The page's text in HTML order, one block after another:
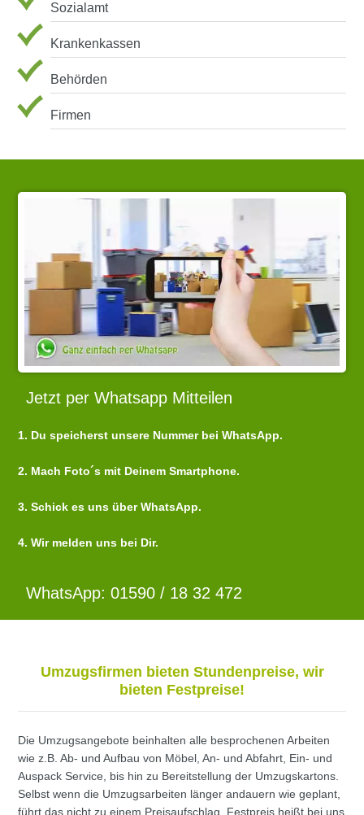
Sozialamt
Krankenkassen
Behörden
Firmen
Jetzt per Whatsapp Mitteilen
1. Du speicherst unsere Nummer bei WhatsApp.
2. Mach Foto´s mit Deinem Smartphone.
3. Schick es uns über WhatsApp.
4. Wir melden uns bei Dir.
WhatsApp: 01590 / 18 32 472
Umzugsfirmen bieten Stundenpreise, wir
bieten Festpreise!
Die Umzugsangebote beinhalten alle besprochenen Arbeiten
wie z.B. Ab- und Aufbau von Möbel, An- und Abfahrt, Ein- und
Auspack Service, bis hin zu Bereitstellung der Umzugskartons.
Selbst wenn die Umzugsarbeiten länger andauern wie geplant,
führt das nicht zu einem Preisaufschlag. Festpreis heißt bei uns